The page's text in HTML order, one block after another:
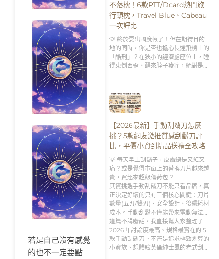
若是自己沒有感覺
的也不一定要點
不落枕！6款PTT/Dcard熱門旅
行頸枕，Travel Blue、Cabeau
一次評比
💡 終於要出國度假了！但在期待目的
地的同時，你是否也擔心長途飛機上的
「酷刑」？在狹小的經濟艙座位上，睡
得東倒西歪、醒來脖子痠痛，絕對是破
【2026最新】手動刮鬍刀怎麼
挑？5款網友激推質感刮鬍刀評
比，平價小資到精品送禮全攻略
💡 每天早上刮鬍子，皮膚總是又紅又
痛？或是覺得市面上的替換刀片越來越
貴，買起來超級傷荷包？
其實挑選手動刮鬍刀不能只看品牌，真
正決定好壞的只有三個核心關鍵：刀片
數量(五刃/雙刃)、安全設計、後續耗材
成本。手動刮鬍不僅能帶來電動無法比
擬的「極致貼合刮淨度」，更是男人專
屬的「早晨理容儀式感」。
這篇不講廢話，我直接幫大家整理了
2026 年討論度最高、規格最實在的 5
款手動刮鬍刀。不管是追求極致划算的
小資族、想體驗英倫紳士風的老式刮鬍